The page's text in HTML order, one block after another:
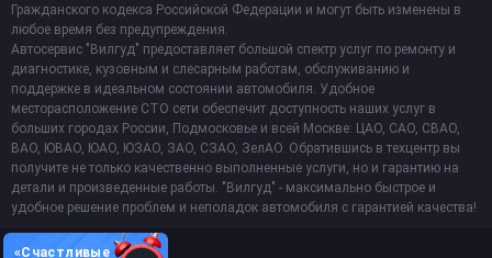
Гражданского кодекса Российской Федерации и могут быть изменены в
любое время без предупреждения.
Автосервис "Вилгуд" предоставляет большой спектр услуг по ремонту и
диагностике, кузовным и слесарным работам, обслуживанию и
поддержке в идеальном состоянии автомобиля. Удобное
месторасположение СТО сети обеспечит доступность наших услуг в
больших городах России, Подмосковье и всей Москве: ЦАО, САО, СВАО,
ВАО, ЮВАО, ЮАО, ЮЗАО, ЗАО, СЗАО, ЗелАО. Обратившись в техцентр вы
получите не только качественно выполненные услуги, но и гарантию на
детали и произведенные работы. "Вилгуд" - максимально быстрое и
удобное решение проблем и неполадок автомобиля с гарантией качества!
«Счастливые